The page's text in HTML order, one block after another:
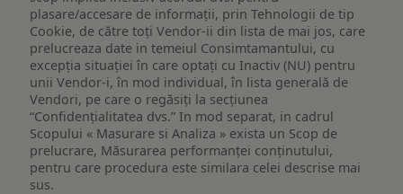
plasare/accesare de informații, prin Tehnologii de tip
Cookie, de către toți Vendor-ii din lista de mai jos, care
prelucreaza date in temeiul Consimtamantului, cu
excepția situației în care optați cu Inactiv (NU) pentru
unii Vendor-i, în mod individual, în lista generală de
Vendori, pe care o regăsiți la secțiunea
“Confidențialitatea dvs.” In mod separat, in cadrul
Scopului « Masurare si Analiza » exista un Scop de
prelucrare, Măsurarea performanței conținutului,
pentru care procedura este similara celei descrise mai
sus.